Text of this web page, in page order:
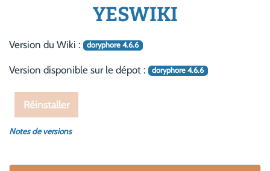
YESWIKI
Version du Wiki : doryphore 4.6.6
Version disponible sur le dépot : doryphore 4.6.6
Réinstaller
Notes de versions